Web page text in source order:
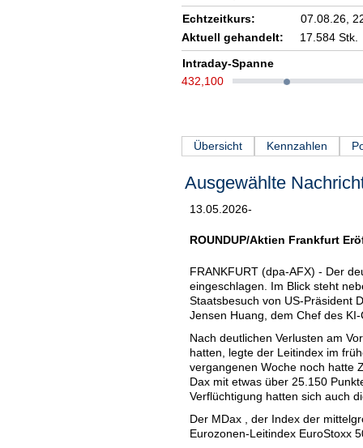
Echtzeitkurs: 07.08.26,
Aktuell gehandelt:
17.584 Stk.
Intraday-Spanne
432,100
Übersicht Kennzahlen
Ausgewählte
13.05.2026-
ROUNDUP/Aktien Frankfurt
FRANKFURT (dpa-AFX) - Der
eingeschlagen. Im Blick steht
Staatsbesuch von US-Präsident
Jensen Huang, dem Chef des
Nach deutlichen Verlusten am
hatten, legte der Leitindex im
vergangenen Woche noch hatte
Dax mit etwas über 25.150
Verflüchtigung hatten sich auch
Der MDax , der Index der
Eurozonen-Leitindex EuroStoxx